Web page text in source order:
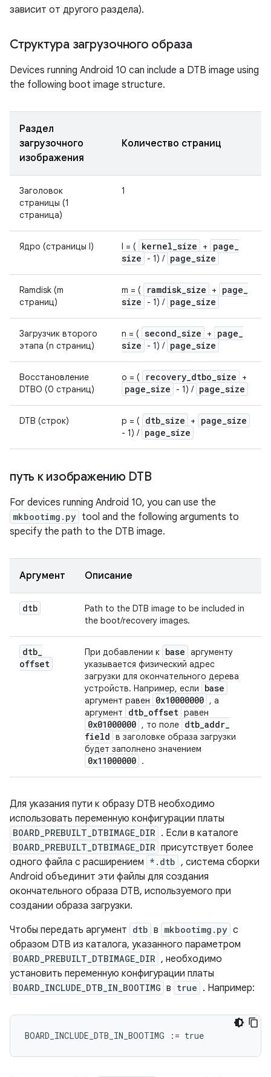
зависит от другого раздела).
Структура загрузочного образа
Devices running Android 10 can include a DTB image using
the following boot image structure.
Раздел
загрузочного
изображения
Количество страниц
Заголовок
страницы (1
страница)
1
Ядро (страницы l) l = ( kernel_size + page_
size
- 1) / page_size
Ramdisk (m
страниц)
m = ( ramdisk_size + page_
size
- 1) / page_size
Загрузчик второго
этапа (n страниц)
n = ( second_size + page_
size
- 1) / page_size
Восстановление
DTBO (0 страниц)
o = ( recovery_dtbo_size +
page_size - 1) / page_size
DTB (строк) p = ( dtb_size + page_size
- 1) / page_size
путь к изображению DTB
For devices running Android 10, you can use the
mkbootimg.py tool and the following arguments to
specify the path to the DTB image.
Аргумент Описание
dtb
Path to the DTB image to be included in
the boot/recovery images.
dtb_
offset
При добавлении к base аргументу
указывается физический адрес
загрузки для окончательного дерева
устройств. Например, если
base
аргумент равен 0x10000000 , а
аргумент
dtb_offset равен
0x01000000 , то поле dtb_addr_
field в заголовке образа загрузки
будет заполнено значением
0x11000000 .
Для указания пути к образу DTB необходимо
использовать переменную конфигурации платы
BOARD_PREBUILT_DTBIMAGE_DIR . Если в каталоге
BOARD_PREBUILT_DTBIMAGE_DIR присутствует более
одного файла с расширением *.dtb , система сборки
Android объединит эти файлы для создания
окончательного образа DTB, используемого при
создании образа загрузки.
Чтобы передать аргумент dtb в mkbootimg.py с
образом DTB из каталога, указанного параметром
BOARD_PREBUILT_DTBIMAGE_DIR , необходимо
установить переменную конфигурации платы
BOARD_INCLUDE_DTB_IN_BOOTIMG в true . Например:
BOARD_INCLUDE_DTB_IN_BOOTIMG := true